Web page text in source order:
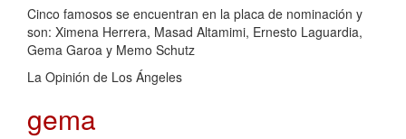
Cinco famosos se encuentran en la placa de nominación y
son: Ximena Herrera, Masad Altamimi, Ernesto Laguardia,
Gema Garoa y Memo Schutz
La Opinión de Los Ángeles
gema